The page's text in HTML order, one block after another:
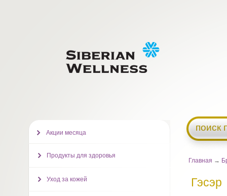
поиск
Главная →
Гэсэр
Акции месяца
Продукты для здоровья
Уход за кожей